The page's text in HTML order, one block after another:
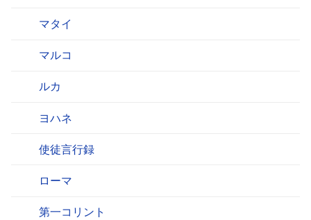
マタイ
マルコ
ルカ
ヨハネ
使徒言行録
ローマ
第一コリント